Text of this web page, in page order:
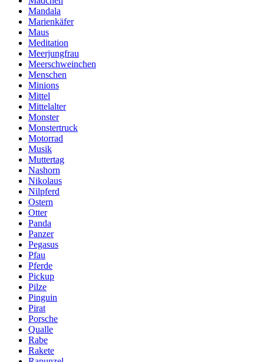
Mandala
Marienkäfer
Maus
Meditation
Meerjungfrau
Meerschweinchen
Menschen
Minions
Mittel
Mittelalter
Monster
Monstertruck
Motorrad
Musik
Muttertag
Nashorn
Nikolaus
Nilpferd
Ostern
Otter
Panda
Panzer
Pegasus
Pfau
Pferde
Pickup
Pilze
Pinguin
Pirat
Porsche
Qualle
Rabe
Rakete